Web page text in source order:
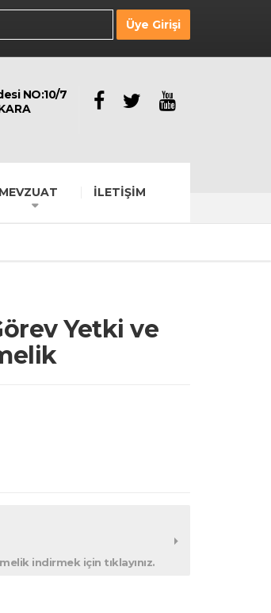
Üye Girişi
NO:10/7
MEVZUAT İLETİŞİM
Yetki ve
indirmek için tıklayınız.